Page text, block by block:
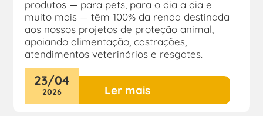
produtos — para pets, para o dia a dia e
muito mais — têm 100% da renda destinada
aos nossos projetos de proteção animal,
apoiando alimentação, castrações,
atendimentos veterinários e resgates.
Ler mais
23/04
2026